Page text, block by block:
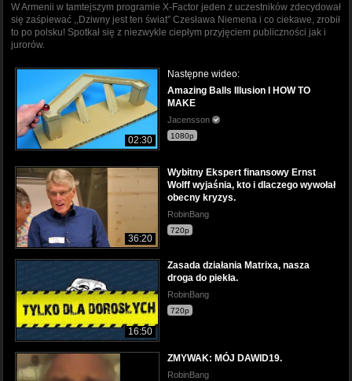
W Armenii w tamtejszym programie X-Factor jeden z uczestników zdecydował
się zaśpiewać ,,Dziwny jest ten świat” Czesława Niemena i co ciekawe, zrobił
to po polsku! Spotkał się z niezwykle ciepłym przyjęciem publiczności jak i
jurorów.
02:30
Następne wideo:
Amazing Balls Illusion I HOW TO
MAKE
Jacensson
1080p
36:20
Wybitny Ekspert finansowy Ernst
Wolff wyjaśnia, kto i dlaczego wywołał
obecny kryzys.
RobinBang
720p
16:50
Zasada działania Matrixa, nasza
droga do piekła.
RobinBang
720p
ZMYWAK: MÓJ DAWID19.
RobinBang